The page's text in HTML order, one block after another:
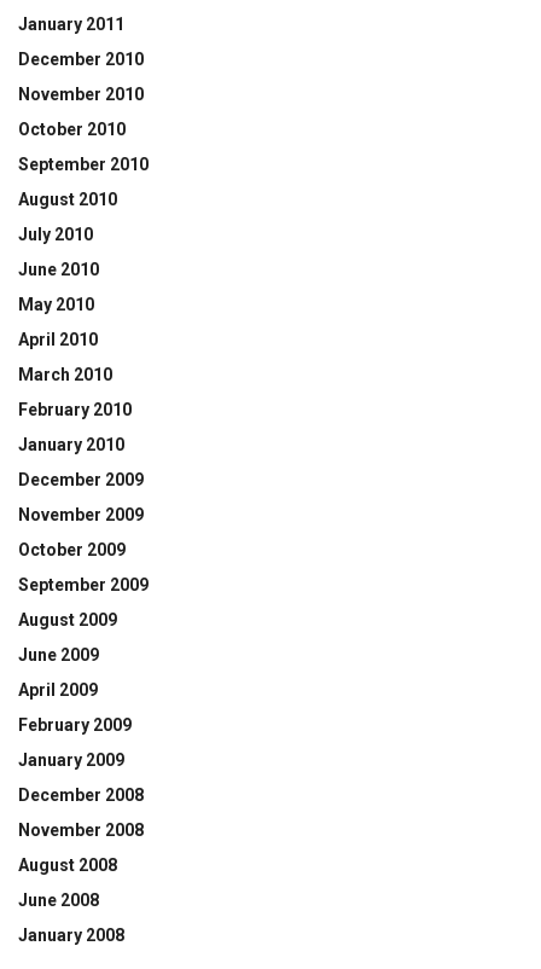
January 2011
December 2010
November 2010
October 2010
September 2010
August 2010
July 2010
June 2010
May 2010
April 2010
March 2010
February 2010
January 2010
December 2009
November 2009
October 2009
September 2009
August 2009
June 2009
April 2009
February 2009
January 2009
December 2008
November 2008
August 2008
June 2008
January 2008